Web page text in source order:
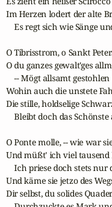
Im Herzen lodert der alte
Es regt sich wie Sänge
O Tibrisstrom, o Sankt
O du ganzes gewalt'ges
-- Mögt allsamt
Wohin auch die unstete
Die stille, holdselige
Bleibt doch das
O Ponte molle, -- wie war
Und müßt' ich viel
Ich priese doch stets nur
Und käme sie jetzo des
Dir selbst, du solides